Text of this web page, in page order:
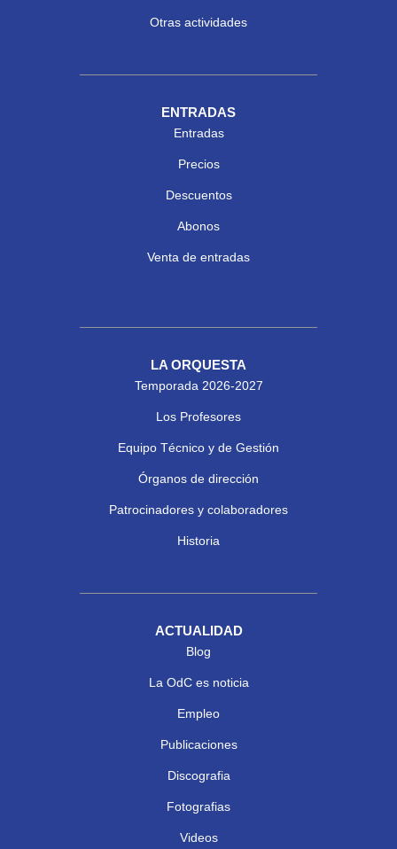
Otras actividades
ENTRADAS
Entradas
Precios
Descuentos
Abonos
Venta de entradas
LA ORQUESTA
Temporada 2026-2027
Los Profesores
Equipo Técnico y de Gestión
Órganos de dirección
Patrocinadores y colaboradores
Historia
ACTUALIDAD
Blog
La OdC es noticia
Empleo
Publicaciones
Discografia
Fotografias
Videos